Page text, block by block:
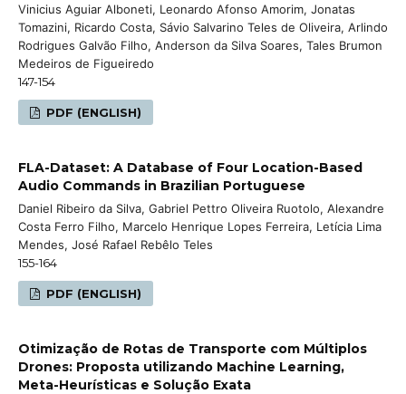
Vinicius Aguiar Alboneti, Leonardo Afonso Amorim, Jonatas
Tomazini, Ricardo Costa, Sávio Salvarino Teles de Oliveira, Arlindo
Rodrigues Galvão Filho, Anderson da Silva Soares, Tales Brumon
Medeiros de Figueiredo
147-154
PDF (ENGLISH)
FLA-Dataset: A Database of Four Location-Based
Audio Commands in Brazilian Portuguese
Daniel Ribeiro da Silva, Gabriel Pettro Oliveira Ruotolo, Alexandre
Costa Ferro Filho, Marcelo Henrique Lopes Ferreira, Letícia Lima
Mendes, José Rafael Rebêlo Teles
155-164
PDF (ENGLISH)
Otimização de Rotas de Transporte com Múltiplos
Drones: Proposta utilizando Machine Learning,
Meta-Heurísticas e Solução Exata